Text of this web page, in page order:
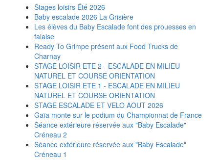
Stages loisirs Été 2026
Baby escalade 2026 La Grisière
Les élèves du Baby Escalade font des prouesses en
falaise
Ready To Grimpe présent aux Food Trucks de
Charnay
STAGE LOISIR ETE 2 - ESCALADE EN MILIEU
NATUREL ET COURSE ORIENTATION
STAGE LOISIR ETE 1 - ESCALADE EN MILIEU
NATUREL ET COURSE ORIENTATION
STAGE ESCALADE ET VELO AOUT 2026
Gaïa monte sur le podium du Championnat de France
Séance extérieure réservée aux "Baby Escalade"
Créneau 2
Séance extérieure réservée aux "Baby Escalade"
Créneau 1